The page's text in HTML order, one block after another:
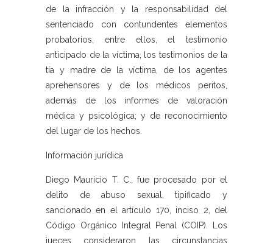
de la infracción y la responsabilidad del
sentenciado con contundentes elementos
probatorios, entre ellos, el testimonio
anticipado de la víctima, los testimonios de la
tía y madre de la víctima, de los agentes
aprehensores y de los médicos peritos,
además de los informes de valoración
médica y psicológica; y de reconocimiento
del lugar de los hechos.
Información jurídica
Diego Mauricio T. C., fue procesado por el
delito de abuso sexual, tipificado y
sancionado en el artículo 170, inciso 2, del
Código Orgánico Integral Penal (COIP). Los
jueces consideraron las circunstancias